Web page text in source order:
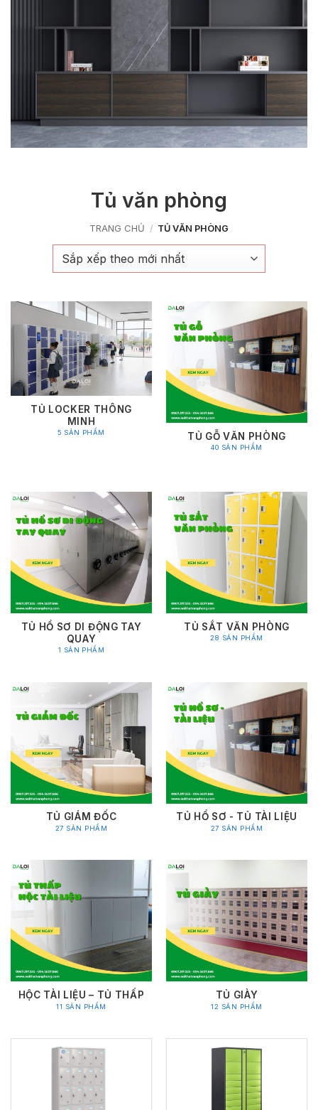
Tủ văn phòng
TRANG CHỦ / TỦ VĂN PHÒNG
TỦ LOCKER THÔNG
MINH
5 SẢN PHẨM TỦ GỖ VĂN PHÒNG
40 SẢN PHẨM
TỦ HỒ SƠ DI ĐỘNG TAY
QUAY
1 SẢN PHẨM
TỦ SẮT VĂN PHÒNG
28 SẢN PHẨM
TỦ GIÁM ĐỐC
27 SẢN PHẨM
TỦ HỒ SƠ - TỦ TÀI LIỆU
27 SẢN PHẨM
HỘC TÀI LIỆU – TỦ THẤP
11 SẢN PHẨM
TỦ GIÀY
12 SẢN PHẨM